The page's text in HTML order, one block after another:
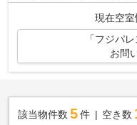
は、ランニングをする上で抑え
現在空室
「フジパ
お問
該当物件数 5件 空き数